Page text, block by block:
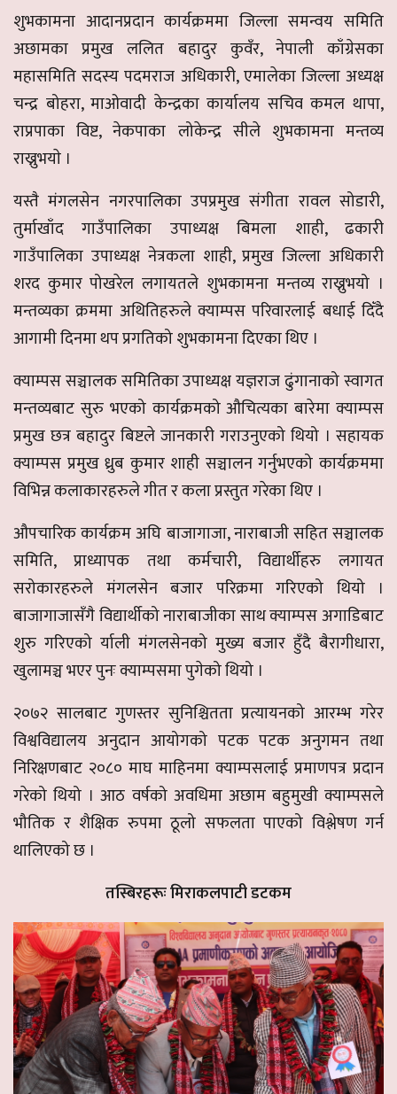
शुभकामना आदानप्रदान कार्यक्रममा जिल्ला समन्वय समिति
अछामका प्रमुख ललित बहादुर कुवँर, नेपाली काँग्रेसका
महासमिति सदस्य पदमराज अधिकारी, एमालेका जिल्ला अध्यक्ष
चन्द्र बोहरा, माओवादी केन्द्रका कार्यालय सचिव कमल थापा,
राप्रपाका विष्ट, नेकपाका लोकेन्द्र सीले शुभकामना मन्तव्य
राख्नुभयाे ।
यस्तै मंगलसेन नगरपालिका उपप्रमुख संगीता रावल सोडारी,
तुर्माखाँद गाउँपालिका उपाध्यक्ष बिमला शाही, ढकारी
गाउँपालिका उपाध्यक्ष नेत्रकला शाही, प्रमुख जिल्ला अधिकारी
शरद कुमार पोखरेल लगायतले शुभकामना मन्तव्य राख्नुभयो ।
मन्तव्यका क्रममा अथितिहरुले क्याम्पस परिवारलाई बधाई दिँदै
आगामी दिनमा थप प्रगतिको शुभकामना दिएका थिए ।
क्याम्पस सञ्चालक समितिका उपाध्यक्ष यज्ञराज ढुंगानाको स्वागत
मन्तव्यबाट सुरु भएको कार्यक्रमको औचित्यका बारेमा क्याम्पस
प्रमुख छत्र बहादुर बिष्टले जानकारी गराउनुएको थियो । सहायक
क्याम्पस प्रमुख ध्रुब कुमार शाही सञ्चालन गर्नुभएको कार्यक्रममा
विभिन्न कलाकारहरुले गीत र कला प्रस्तुत गरेका थिए ।
औपचारिक कार्यक्रम अघि बाजागाजा, नाराबाजी सहित सञ्चालक
समिति, प्राध्यापक तथा कर्मचारी, विद्यार्थीहरु लगायत
सरोकारहरुले मंगलसेन बजार परिक्रमा गरिएको थियो ।
बाजागाजासँगै विद्यार्थीको नाराबाजीका साथ क्याम्पस अगाडिबाट
शुरु गरिएको र्याली मंगलसेनको मुख्य बजार हुँदै बैरागीधारा,
खुलामञ्च भएर पुनः क्याम्पसमा पुगेको थियो ।
२०७२ सालबाट गुणस्तर सुनिश्चितता प्रत्यायनको आरम्भ गरेर
विश्वविद्यालय अनुदान आयोगको पटक पटक अनुगमन तथा
निरिक्षणबाट २०८० माघ माहिनमा क्याम्पसलाई प्रमाणपत्र प्रदान
गरेको थियो । आठ वर्षको अवधिमा अछाम बहुमुखी क्याम्पसले
भौतिक र शैक्षिक रुपमा ठूलो सफलता पाएको विश्लेषण गर्न
थालिएको छ ।
तस्बिरहरूः मिराकलपाटी डटकम